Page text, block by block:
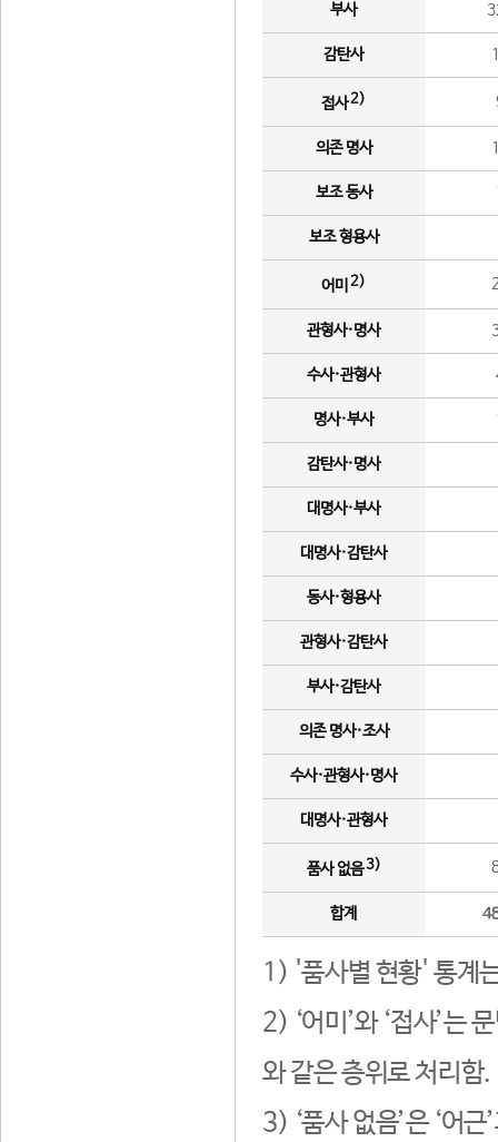
부사
감탄사
접사2)
의존 명사
보조 동사
보조 형용사
어미 2)
관형사·명사
수사·관형사
명사·부사
감탄사·명사
대명사·부사
대명사·감탄사
동사·형용사
관형사·감탄사
부사·감탄사
의존 명사·조사
수사·관형사·명사
대명사·관형사
품사 없음3)
합계
1) '품사별 현황' 통계
2) ‘어미’와 ‘접사’는
와 같은 층위로 처리함.
3) ‘품사 없음’은 ‘어